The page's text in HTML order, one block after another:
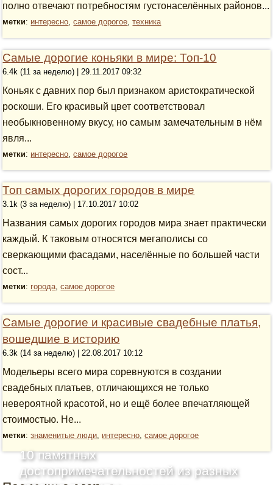
полно отвечают потребностям густонаселённых районов...
метки: интересно,самое дорогое,техника
Самые дорогие коньяки в мире: Топ-10
6.4k (11 за неделю) | 29.11.2017 09:32
Коньяк с давних пор был признаком аристократической
роскоши. Его красивый цвет соответствовал
необыкновенному вкусу, но самым замечательным в нём
явля...
метки: интересно,самое дорогое
Топ самых дорогих городов в мире
3.1k (3 за неделю) | 17.10.2017 10:02
Названия самых дорогих городов мира знает практически
каждый. К таковым относятся мегаполисы со
сверкающими фасадами, населённые по большей части
сост...
метки: города,самое дорогое
Самые дорогие и красивые свадебные платья,
вошедшие в историю
6.3k (14 за неделю) | 22.08.2017 10:12
Модельеры всего мира соревнуются в создании
свадебных платьев, отличающихся не только
невероятной красотой, но и ещё более впечатляющей
стоимостью. Не...
метки:знаменитые люди, интересно,самое дорогое
10 памятных
достопримечательностей из разных